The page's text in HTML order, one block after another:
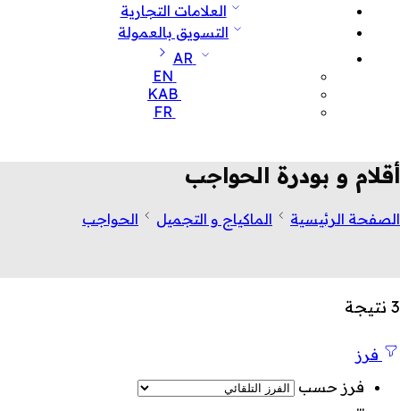
العلامات التجارية
التسويق بالعمولة
AR
EN
KAB
FR
أقلام و بودرة الحواجب
الصفحة الرئيسية الماكياج و التجميل الحواجب
3 نتيجة
فرز
فرز حسب
...